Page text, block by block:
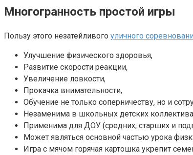
Многогранность простой игры
Пользу этого незатейливого уличного
Улучшение физического здоровья,
Развитие скорости реакции,
Увеличение ловкости,
Прокачка внимательности,
Обучение не только соперничеству, но и
Незаменима в школьных детских
Применима для ДОУ (средних, старших и
Может являться основной частью урока
Игра с мячом горячая картошка укрепит